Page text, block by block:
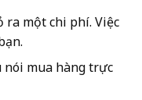
ra một chi phí. Việc
nói mua hàng trực